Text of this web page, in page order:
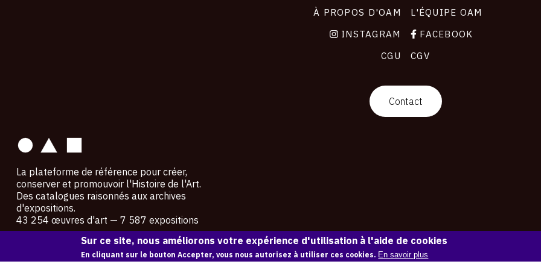
À PROPOS D'OAM
L'ÉQUIPE OAM
INSTAGRAM
FACEBOOK
CGU
CGV
Contact
La plateforme de référence pour créer,
conserver et promouvoir l'Histoire de l'Art.
Des catalogues raisonnés aux archives
d'expositions.
43 254 œuvres d'art — 7 587 expositions
Copyright © OAM 2026. Tous droits réservés.
Sur ce site, nous améliorons votre expérience d'utilisation à l'aide de cookies
En cliquant sur le bouton Accepter, vous nous autorisez à utiliser ces cookies. En savoir plus